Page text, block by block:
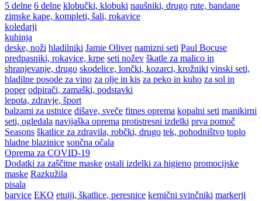
5 delne 6 delne klobučki, klobuki naušniki, drugo rute, bandane
zimske kape, kompleti, šali, rokavice
koledarji
kuhinja
deske, noži hladilniki Jamie Oliver namizni seti Paul Bocuse
predpasniki, rokavice, krpe seti nožev škatle za malico in
shranjevanje, drugo skodelice, lončki, kozarci, krožniki vinski seti,
hladilne posode za vino za olje in kis za peko in kuho za sol in
poper odpirači, zamaški, podstavki
lepota, zdravje, šport
balzami za ustnice dišave, sveče fitnes oprema kopalni seti manikirni
seti, ogledala navijaška oprema protistresni izdelki prva pomoč
Seasons škatlice za zdravila, robčki, drugo tek, pohodništvo toplo
hladne blazinice sončna očala
Oprema za COVID-19
Dodatki za zaščitne maske ostali izdelki za higieno promocijske
maske Razkužila
pisala
barvice EKO etuiji, škatlice, peresnice kemični svinčniki markerji